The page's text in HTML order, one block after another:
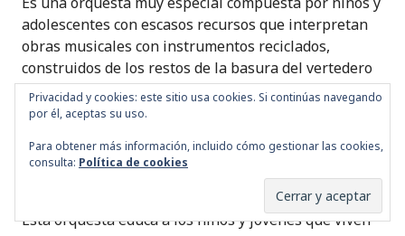
adolescentes con escasos recursos que interpretan
obras musicales con instrumentos reciclados,
construidos de los restos de la basura del vertedero
cerca de donde viven.
hechos con latas de basura, restos de cubiertos,
tapones de botellas, grifos y material de ese tipo.
Esta orquesta educa a los niños y jóvenes que viven
Privacidad y cookies: este sitio usa cookies. Si continúas navegando
por él, aceptas su uso.
Para obtener más información, incluido cómo gestionar las cookies,
consulta: Política de cookies